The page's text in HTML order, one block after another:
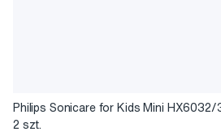
Philips Sonicare for Kids Mini
2 szt.